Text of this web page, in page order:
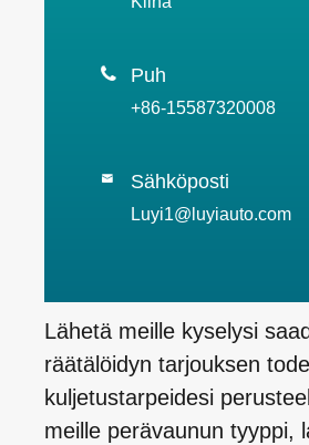
 Puh
+86-15587320008
 Sähköposti
Luyi1@luyiauto.com
Lähetä meille kyselysi
räätälöidyn tarjouksen
kuljetustarpeidesi
meille perävaunun tyyppi,